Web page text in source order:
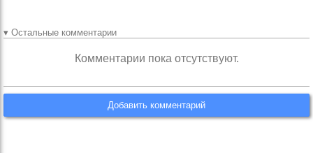
▾ Остальные комментарии
Комментарии пока отсутствуют.
Добавить комментарий